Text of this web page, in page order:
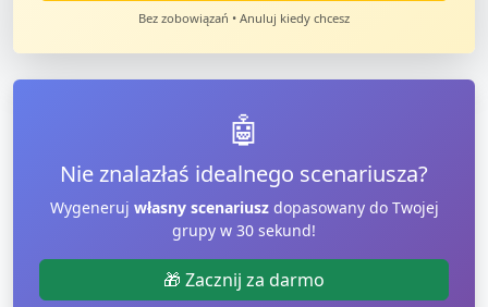
Bez zobowiązań • Anuluj kiedy chcesz
🤖
Nie znalazłaś idealnego scenariusza?
Wygeneruj własny scenariuszdopasowany do Twojej
grupy w 30 sekund!
🎁 Zacznij za darmo